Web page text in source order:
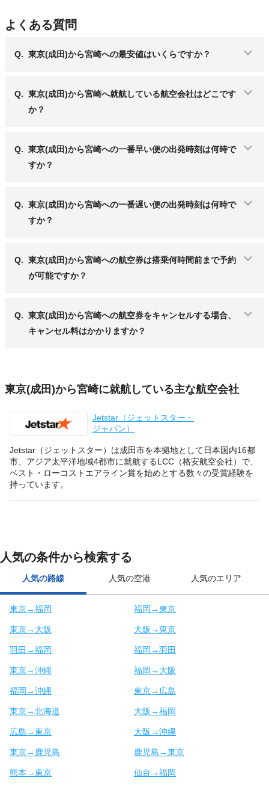
よくある質問
Q. 東京(成田)から宮崎への最安値はいくらですか？
Q. 東京(成田)から宮崎へ就航している航空会社はどこです
か？
Q. 東京(成田)から宮崎への一番早い便の出発時刻は何時で
すか？
Q. 東京(成田)から宮崎への一番遅い便の出発時刻は何時で
すか？
Q. 東京(成田)から宮崎への航空券は搭乗何時間前まで予約
が可能ですか？
Q. 東京(成田)から宮崎への航空券をキャンセルする場合、
キャンセル料はかかりますか？
東京(成田)から宮崎に就航している主な航空会社
Jetstar（ジェットスター・
ジャパン）
Jetstar（ジェットスター）は成田市を本拠地として日本国内16都
市、アジア太平洋地域4都市に就航するLCC（格安航空会社）で、
ベスト・ローコストエアライン賞を始めとする数々の受賞経験を
持っています。
人気の条件から検索する
人気の路線 人気の空港 人気のエリア
東京→福岡 福岡→東京
東京→大阪 大阪→東京
羽田→福岡 福岡→羽田
東京→沖縄 福岡→大阪
福岡→沖縄 東京→広島
東京→北海道 大阪→福岡
広島→東京 大阪→沖縄
東京→鹿児島 鹿児島→東京
熊本→東京 仙台→福岡